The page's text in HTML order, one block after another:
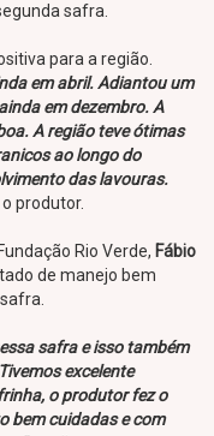
safra.
para a região.
em abril. Adiantou um
em dezembro. A
A região teve ótimas
ao longo do
das lavouras.
produtor.
Rio Verde, Fábio
de manejo bem
safra e isso também
excelente
o produtor fez o
bem cuidadas e com